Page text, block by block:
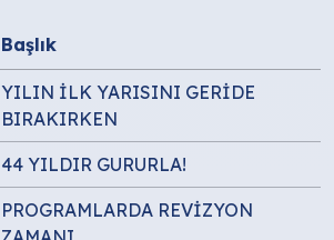
Başlık
YILIN İLK YARISINI GERİDE
BIRAKIRKEN
44 YILDIR GURURLA!
PROGRAMLARDA REVİZYON